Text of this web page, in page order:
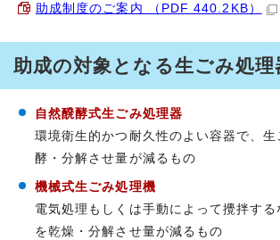
助成制度のご案内 （PDF 440.2KB）
助成の対象となる生ごみ処理
自然醗酵式生ごみ処理器
環境衛生的かつ耐久性のよい容器で、
酵・分解させ量が減るもの
機械式生ごみ処理機
電気処理もしくは手動によって攪拌す
を乾燥・分解させ量が減るもの